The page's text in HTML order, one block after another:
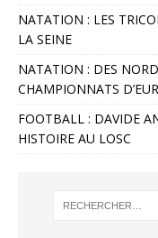
NATATION : LES
LA SEINE
NATATION : DES
CHAMPIONNATS
FOOTBALL : DAVIDE
HISTOIRE AU LOSC